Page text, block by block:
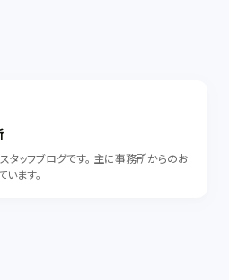
タッフブログです。 主に事務所からのお
ます。